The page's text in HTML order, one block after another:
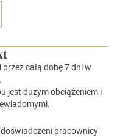
całą dobę 7 dni w
jest dużym obciążeniem i
pracownicy